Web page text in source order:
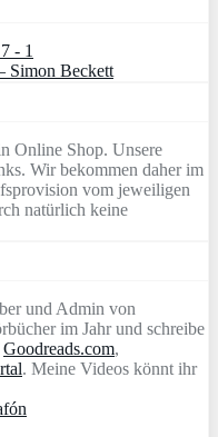
Simon Beckett
Online Shop. Unsere
Wir bekommen daher im
vom jeweiligen
natürlich keine
und Admin von
im Jahr und schreibe
Goodreads.com,
. Meine Videos könnt ihr